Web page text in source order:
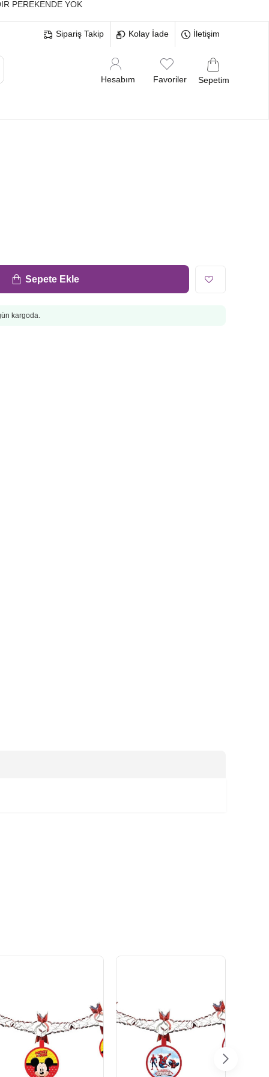
PEREKENDE YOK
Sipariş Takip Kolay İade İletişim
Hesabım Favoriler Sepetim
Sepete Ekle
kargoda.